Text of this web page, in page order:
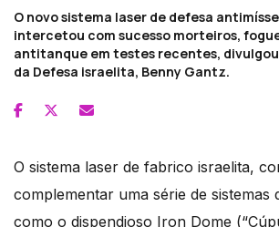
O novo sistema laser de defesa
intercetou com sucesso morteiros,
antitanque em testes recentes,
da Defesa israelita, Benny Gantz.
O sistema laser de fabrico israelita,
complementar uma série de sistemas
como o dispendioso Iron Dome